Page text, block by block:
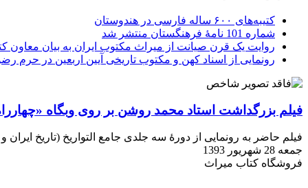
کتیبه‌های ۶۰۰ ساله فارسی در هندوستان
شماره 101 نامۀ فرهنگستان منتشر شد
روایت یک قرن صیانت از میراث مکتوب ایران به بیان معاون
رونمایی از اسناد کهن و مکتوب تاریخی آیین اربعین در حرم
فیلم بزرگداشت استاد محمد روشن بر روی وبگاه
فیلم حاضر به رونمایی از دورۀ سه جلدی جامع التواریخ (تاریخ ایران و اسلام) و بزرگداشت استاد محمد
جمعه 28 شهریور 1393
فروشگاه کتاب میراث